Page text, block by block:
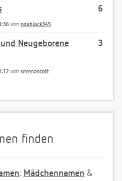
6
von noahjack345
3
Neugeborene
von serenascott
finden
: Mädchennamen &